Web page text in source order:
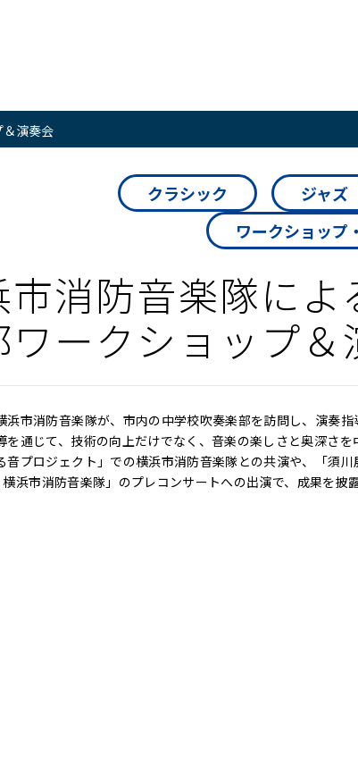
演奏会
クラシック ジャズ
ワークショップ
市消防音楽隊によ
ワークショップ＆
浜市消防音楽隊が、市内の中学校吹奏楽部を訪問し、演奏
を通じて、技術の向上だけでなく、音楽の楽しさと奥深さを
音プロジェクト」での横浜市消防音楽隊との共演や、「須
浜市消防音楽隊」のプレコンサートへの出演で、成果を披露